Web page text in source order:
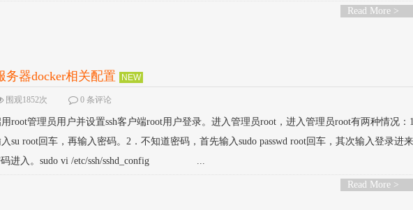
Read More >
务器docker相关配置 NEW
围观1852次 0 条评论
root管理员用户并设置ssh客户端root用户登录。进入管理员root，进入管理员root有两种情况：
su root回车，再输入密码。2．不知道密码，首先输入sudo passwd root回车，其次输入登录进
密码进入。sudo vi /etc/ssh/sshd_config ...
Read More >